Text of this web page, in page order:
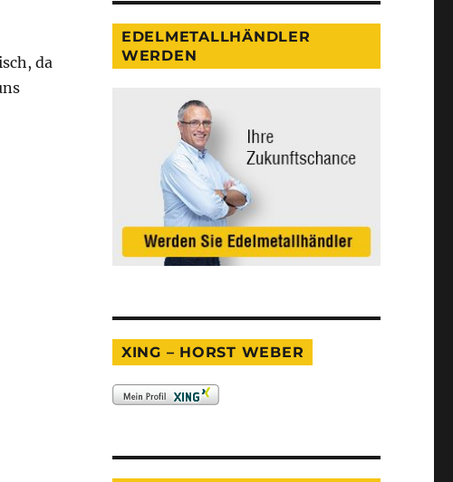
da
Whisky überhaupt als Geldanlage?““
EDELMETALLHÄNDLER
WERDEN
XING – HORST WEBER